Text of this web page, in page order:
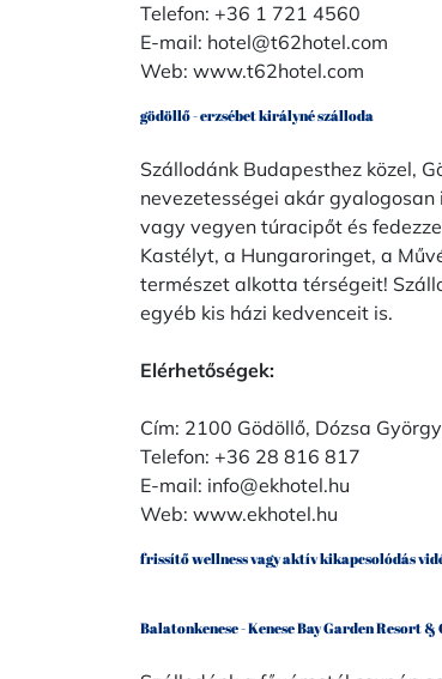
Telefon: +36 1 721 4560
E-mail: hotel@t62hotel.com
Web: www.t62hotel.com
gödöllő - erzsébet királyné szálloda
Szállodánk Budapesthez közel,
nevezetességei akár
vagy vegyen túracipőt és
Kastélyt, a Hungaroringet, a
természet alkotta térségeit!
egyéb kis házi kedvenceit is.
Elérhetőségek:
Cím: 2100 Gödöllő, Dózsa
Telefon: +36 28 816 817
E-mail: info@ekhotel.hu
Web: www.ekhotel.hu
frissítő wellness vagy aktív kikapcsolódás
Balatonkenese - Kenese Bay Garden Resort &